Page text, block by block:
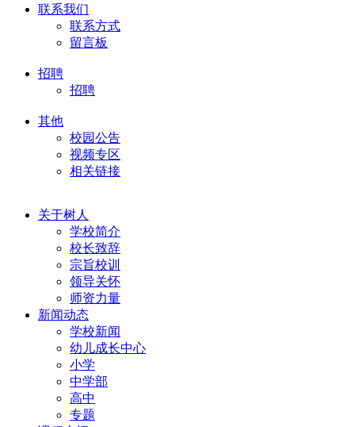
联系我们
联系方式
留言板
招聘
招聘
其他
校园公告
视频专区
相关链接
关于树人
学校简介
校长致辞
宗旨校训
领导关怀
师资力量
新闻动态
学校新闻
幼儿成长中心
小学
中学部
高中
专题